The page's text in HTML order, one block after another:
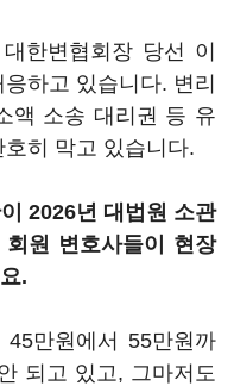
한변협회장 당선 이
하고 있습니다. 변리
액 소송 대리권 등 유
히 막고 있습니다.
2026년 대법원 소관
원 변호사들이 현장
.
만원에서 55만원까
되고 있고, 그마저도